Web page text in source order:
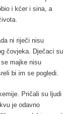
i kćer i sina, a
ni riječi nisu
čovjeka. Dječaci su
majke nisu
bi im se pogledi.
Pričali su ljudi
je odavno